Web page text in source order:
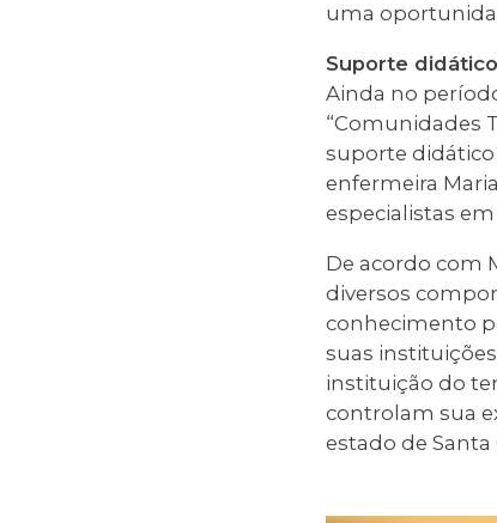
uma
Suporte
Ainda no
“Comunidades
suporte didático
enfermeira
especialistas
De acordo com
diversos
conhecimento
suas
instituição do
controlam sua
estado de Santa